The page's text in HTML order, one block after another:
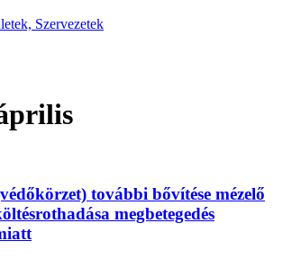
Szervezetek
további bővítése mézelő
megbetegedés